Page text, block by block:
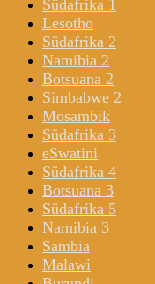
Südafrika 1
Lesotho
Südafrika 2
Namibia 2
Botsuana 2
Simbabwe 2
Mosambik
Südafrika 3
eSwatini
Südafrika 4
Botsuana 3
Südafrika 5
Namibia 3
Sambia
Malawi